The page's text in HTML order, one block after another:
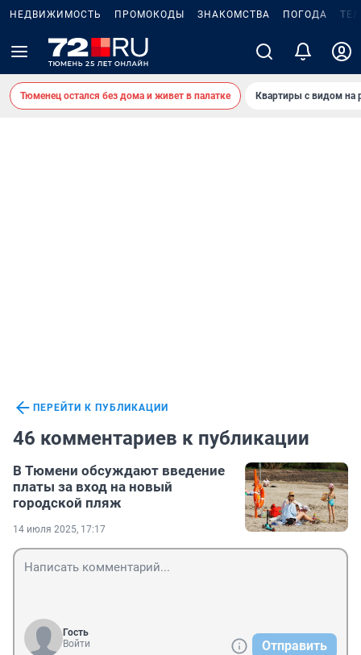
НЕДВИЖИМОСТЬ ПРОМОКОДЫ ЗНАКОМСТВА ПОГОДА
Тюменец остался без дома и живет в палатке Квартиры с видом на
ПЕРЕЙТИ К ПУБЛИКАЦИИ
46 комментариев к публикации
В Тюмени обсуждают введение
платы за вход на новый
городской пляж
14 июля 2025, 17:17
Гость
Войти
Отправить